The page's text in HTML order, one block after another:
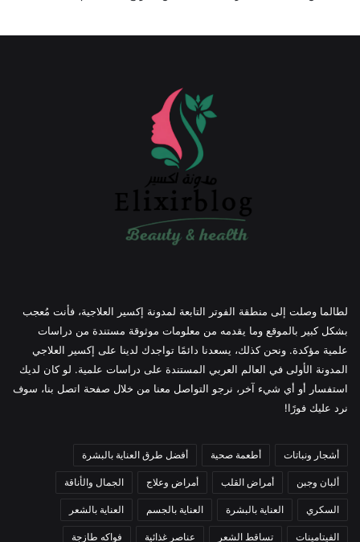
لطالما وصلت إلى منطقة الفوتر التابعة لمدونة إكسير العلاجية، فأنت مُعجب
بشكل كبير بالموقع وما يقدمه من معلومات موثوقة مستندة من دراسات
علمية مؤكدة. ونحن كذلك، يسعدنا دائمًا تواجدك لدينا على إكسير العلاجي
المدونة الأولى في العالم العربي المستندة على دراسات علمية. لو كان لديك
استفسار أو أي شيء آخر، نرجو التواصل معنا من خلال صفحة اتصل بنا، سوف
نرد عليك فورًا!
أشجار ونباتات أطعمة صحية أفضل طرق العناية بالبشرة
ألبان وجبن أمراض القلب أمراض وعلاج الجمال والأناقة
السكري العناية بالبشرة العناية بالجسم العناية بالشعر
الفيتامينات تساقط الشعر عناصر غذائية فواكه طازجة